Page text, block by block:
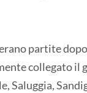
partite
collegato il
Saluggia,